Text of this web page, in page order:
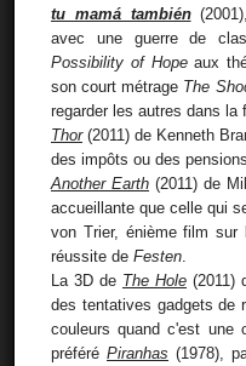
tu mamá también
avec une guerre de
Possibility of Hopeaux
son court métrage The
regarder les autres dans la
Thor(2011) de Kenneth
des impôts ou des
Another Earth (2011) de
accueillante que celle qui
von Trier, énième film
réussite de Festen
La 3D de The Hole (2011)
des tentatives gadgets de
couleurs quand c'est une
préféré Piranhas (1978),